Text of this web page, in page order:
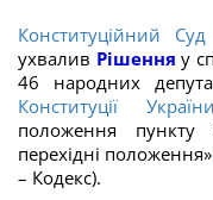
Конституційний
ухвалив Рішення у
46 народних
Конституції України
положення пункту
перехідні положення»
– Кодекс).